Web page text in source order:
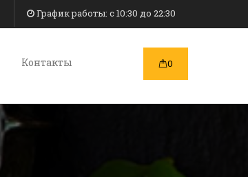
График работы: c 10:30 до 22:30
Контакты 0